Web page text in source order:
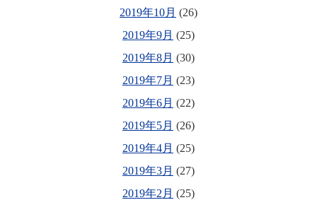
2019年10月 (26)
2019年9月 (25)
2019年8月 (30)
2019年7月 (23)
2019年6月 (22)
2019年5月 (26)
2019年4月 (25)
2019年3月 (27)
2019年2月 (25)